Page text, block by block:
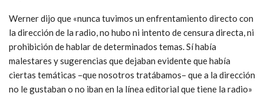
Werner dijo que «nunca tuvimos un enfrentamiento directo con
la dirección de la radio, no hubo ni intento de censura directa, ni
prohibición de hablar de determinados temas. Sí había
malestares y sugerencias que dejaban evidente que había
ciertas temáticas –que nosotros tratábamos– que a la dirección
no le gustaban o no iban en la línea editorial que tiene la radio»